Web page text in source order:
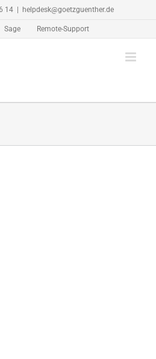
14 helpdesk@goetzguenther.de
Sage Remote-Support